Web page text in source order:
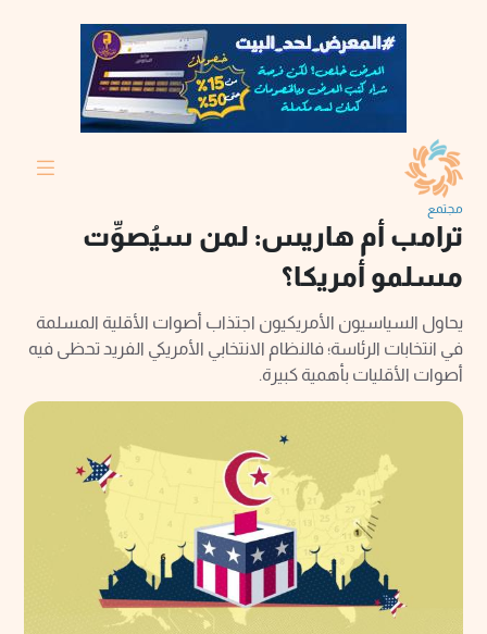
مجتمع
ترامب أم هاريس: لمن سيُصوِّت
مسلمو أمريكا؟
يحاول السياسيون الأمريكيون اجتذاب أصوات الأقلية المسلمة
في انتخابات الرئاسة؛ فالنظام الانتخابي الأمريكي الفريد تحظى فيه
أصوات الأقليات بأهمية كبيرة.